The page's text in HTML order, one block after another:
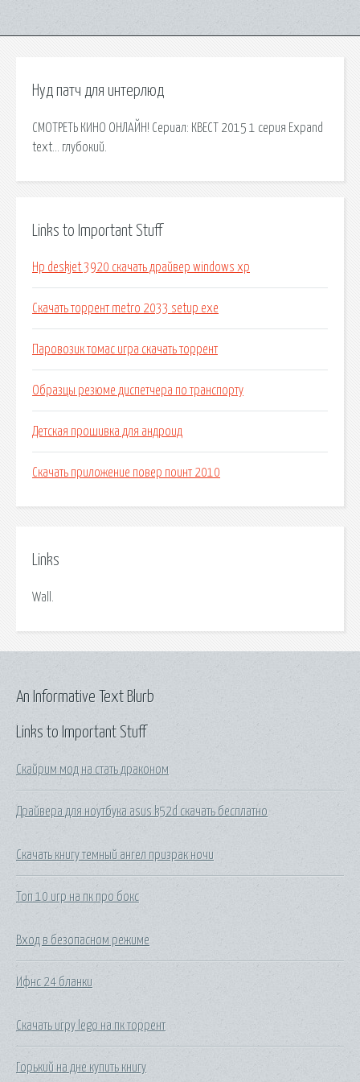
Нуд патч для интерлюд
СМОТРЕТЬ КИНО ОНЛАЙН! Сериал: КВЕСТ 2015 1 серия Expand
text… глубокий.
Links to Important Stuff
Hp deskjet 3920 скачать драйвер windows xp
Скачать торрент metro 2033 setup exe
Паровозик томас игра скачать торрент
Образцы резюме диспетчера по транспорту
Детская прошивка для андроид
Скачать приложение повер поинт 2010
Links
Wall.
Links to Important Stuff
Скайрим мод на стать драконом
Драйвера для ноутбука asus k52d скачать бесплатно
Скачать книгу темный ангел призрак ночи
Топ 10 игр на пк про бокс
Вход в безопасном режиме
Ифнс 24 бланки
Скачать игру lego на пк торрент
Горький на дне купить книгу
An Informative Text Blurb